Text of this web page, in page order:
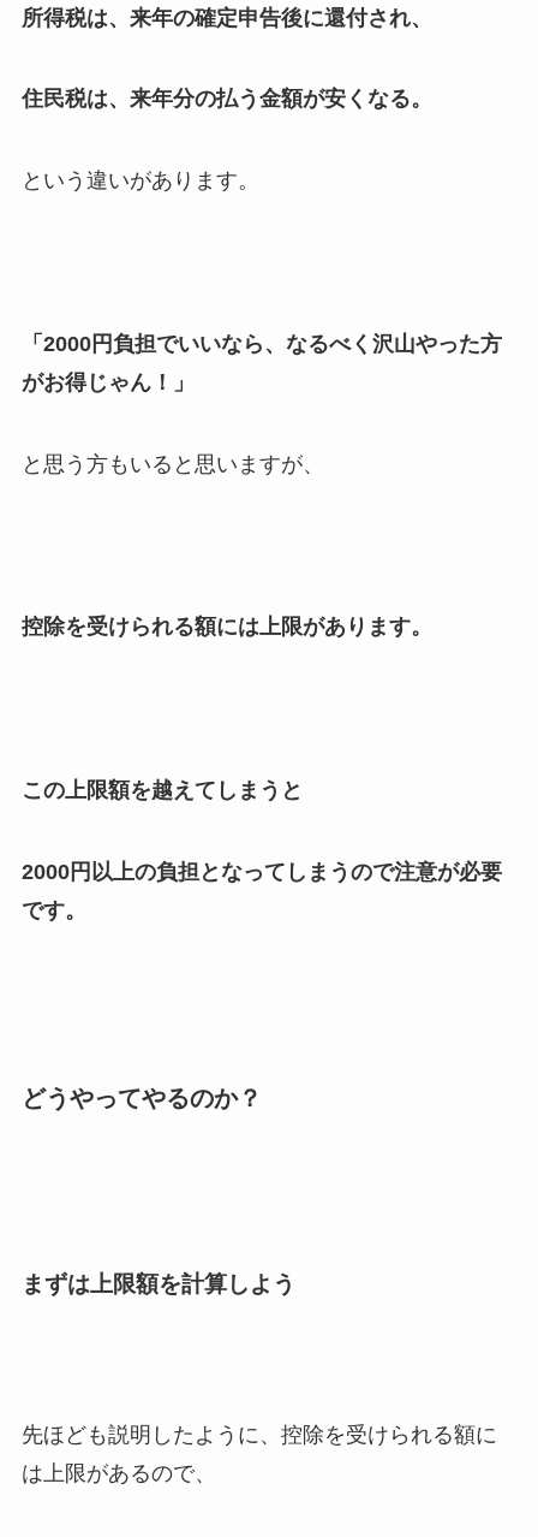
所得税は、来年の確定申告後に還付され、
住民税は、来年分の払う金額が安くなる。
という違いがあります。
「2000円負担でいいなら、なるべく沢山やった方
がお得じゃん！」
と思う方もいると思いますが、
控除を受けられる額には上限があります。
この上限額を越えてしまうと
2000円以上の負担となってしまうので注意が必要
です。
どうやってやるのか？
まずは上限額を計算しよう
先ほども説明したように、控除を受けられる額に
は上限があるので、